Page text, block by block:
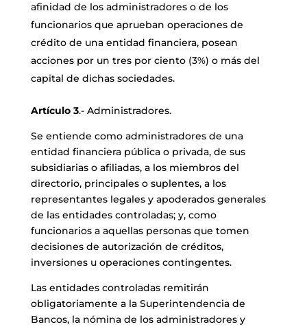
afinidad de los administradores o de los
funcionarios que aprueban operaciones de
crédito de una entidad financiera, posean
acciones por un tres por ciento (3%) o más del
capital de dichas sociedades.
Artículo 3.- Administradores.
Se entiende como administradores de una
entidad financiera pública o privada, de sus
subsidiarias o afiliadas, a los miembros del
directorio, principales o suplentes, a los
representantes legales y apoderados generales
de las entidades controladas; y, como
funcionarios a aquellas personas que tomen
decisiones de autorización de créditos,
inversiones u operaciones contingentes.
Las entidades controladas remitirán
obligatoriamente a la Superintendencia de
Bancos, la nómina de los administradores y